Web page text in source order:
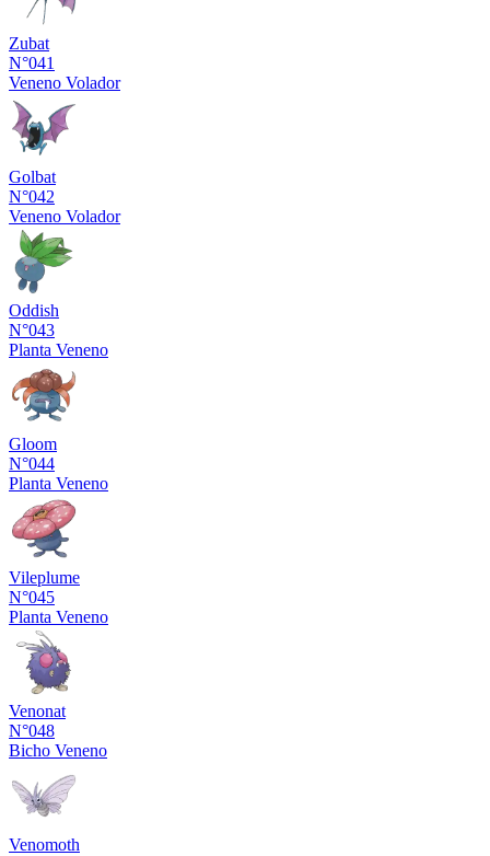
Zubat
N°041
Veneno Volador
Golbat
N°042
Veneno Volador
Oddish
N°043
Planta Veneno
Gloom
N°044
Planta Veneno
Vileplume
N°045
Planta Veneno
Venonat
N°048
Bicho Veneno
Venomoth